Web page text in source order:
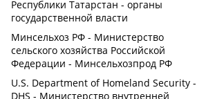
Республики Татарстан - органы
государственной власти
Минсельхоз РФ - Министерство
сельского хозяйства Российской
Федерации - Минсельхозпрод РФ
U.S. Department of Homeland Security -
DHS - Министерство внутренней